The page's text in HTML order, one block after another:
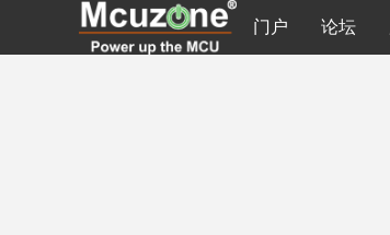
门户 论坛